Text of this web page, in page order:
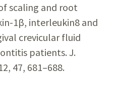
scaling and root
1β, interleukin8 and
crevicular fluid
patients. J.
47, 681–688.